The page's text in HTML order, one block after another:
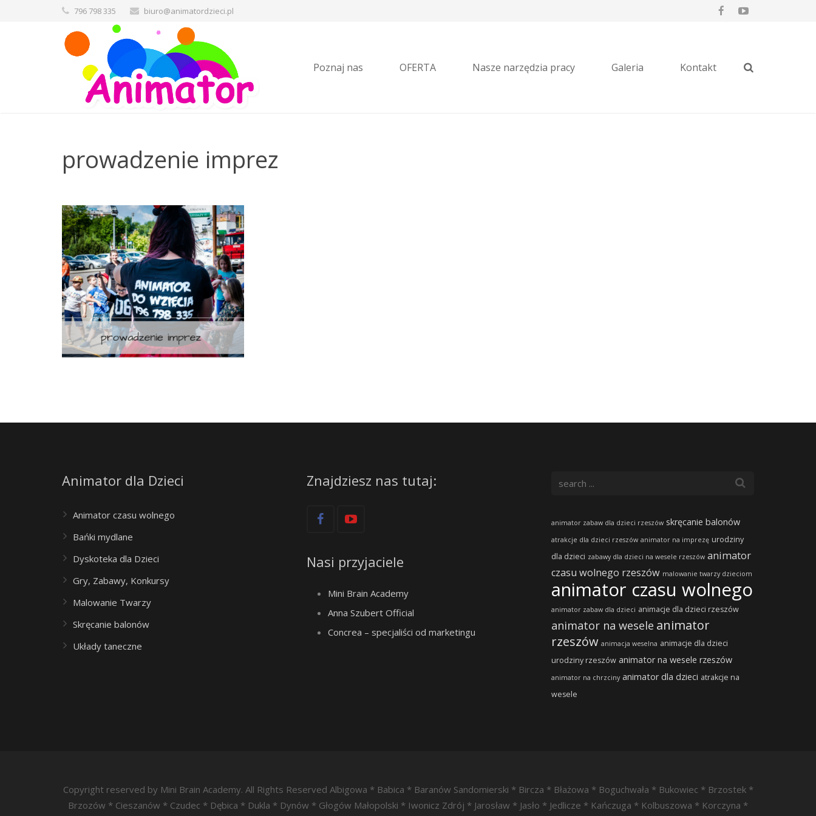
796 798 335 biuro@animatordzieci.pl
Poznaj nas OFERTA Nasze narzędzia pracy Galeria Kontakt
prowadzenie imprez
Animator dla Dzieci
Animator czasu wolnego
Bańki mydlane
Dyskoteka dla Dzieci
Gry, Zabawy, Konkursy
Malowanie Twarzy
Skręcanie balonów
Układy taneczne
Znajdziesz nas tutaj:
Nasi przyjaciele
Mini Brain Academy
Anna Szubert Official
Concrea – specjaliści od marketingu
animator zabaw dla dzieci rzeszów skręcanie balonów
atrakcje dla dzieci rzeszów animator na imprezę urodziny
dla dzieci zabawy dla dzieci na wesele rzeszów animator
czasu wolnego rzeszów malowanie twarzy dzieciom
animator czasu wolnego
animator zabaw dla dzieci animacje dla dzieci rzeszów
animator na wesele animator
rzeszów animacja weselna animacje dla dzieci
urodziny rzeszów animator na wesele rzeszów
animator na chrzciny animator dla dzieci atrakcje na
wesele
Copyright reserved by Mini Brain Academy. All Rights Reserved Albigowa * Babica * Baranów Sandomierski * Bircza * Błażowa * Boguchwała * Bukowiec * Brzostek *
Brzozów * Cieszanów * Czudec * Dębica * Dukla * Dynów * Głogów Małopolski * Iwonicz Zdrój * Jarosław * Jasło * Jedlicze * Kańczuga * Kolbuszowa * Korczyna *